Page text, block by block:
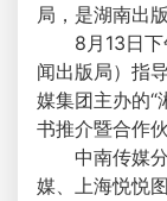
局，是湖南出
8月13日下
闻出版局）指
媒集团主办的
书推介暨合作
中南传媒分
媒、上海悦悦